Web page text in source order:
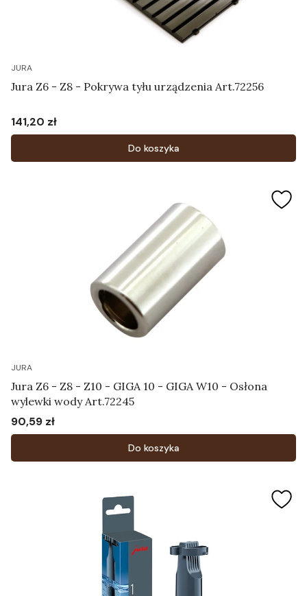
JURA
Jura Z6 - Z8 - Pokrywa tyłu urządzenia Art.72256
Cena
141,20 zł
Do koszyka
JURA
Jura Z6 - Z8 - Z10 - GIGA 10 - GIGA W10 - Osłona
wylewki wody Art.72245
Cena
90,59 zł
Do koszyka